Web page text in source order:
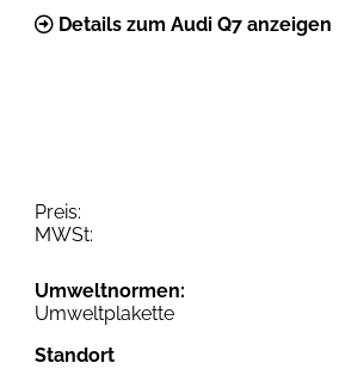
Details zum Audi Q7 anzeigen
Preis:
MWSt:
Umweltnormen:
Umweltplakette
Standort